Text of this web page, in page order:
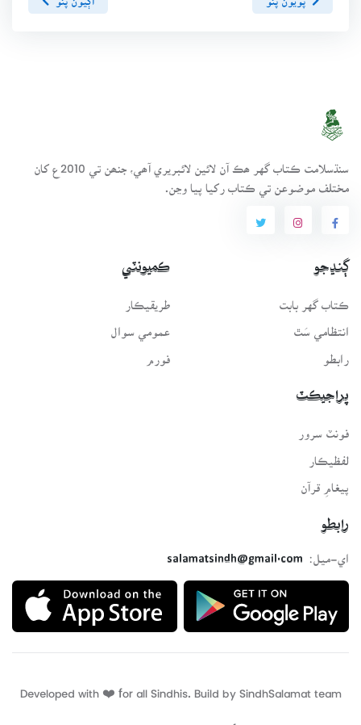
سنڌسلامت ڪتاب گهر ھڪ آن لائين لائبريري آھي، جنھن تي 2010ع کان
مختلف موضوعن تي ڪتاب رکيا پيا وڃن.
ڳنڍجو
ڪتاب گهر بابت
انتظامي سَٿ
رابطو
ڪميونٽي
طريقيڪار
عمومي سوال
فورم
پراجيڪٽ
فونٽ سرور
لفظيڪار
پيغامِ قرآن
رابطو
اي-ميل:
salamatsindh@gmail.com
Developed with ❤️ for all Sindhis. Build by SindhSalamat